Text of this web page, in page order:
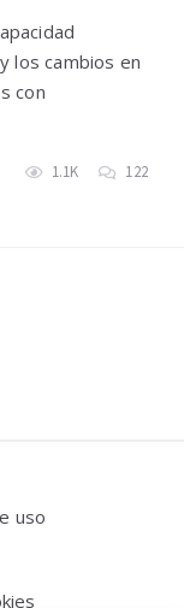
los cambios en
con
1.1K 122
uso